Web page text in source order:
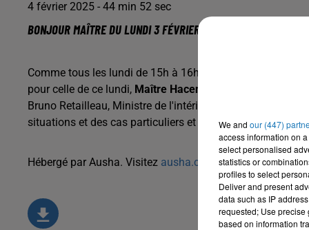
4 février 2025 - 44 min 52 sec
BONJOUR MAÎTRE DU LUNDI 3 FÉVRIER
Comme tous les lundi de 15h à 16h,
pour celle de ce lundi, Maître Hacen Boukhelifa
Bruno Retailleau, Ministre de l'intérieur. La 2ème partie
situations et des cas particuliers et des
Hébergé par Ausha. Visitez ausha.co/politique-de-
We and our (447)
access information on
select personalised
statistics or
profiles to select
Deliver and present
data such as IP
requested; Use precise
based on information